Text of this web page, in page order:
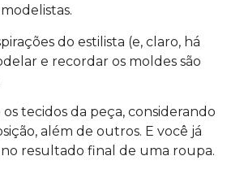
do estilista (e, claro, há
e recordar os moldes são
tecidos da peça, considerando
além de outros. E você já
resultado final de uma roupa.